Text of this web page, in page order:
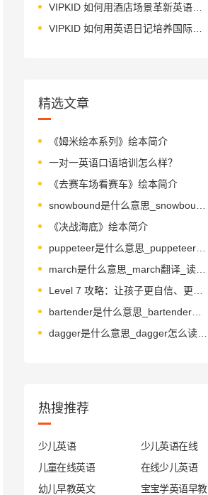
VIPKID 如何用酒店场景革新英语教学？
VIPKID 如何用英语日记培养国际化人才？
精选文章
《姆米绘本系列》绘本简介
一对一英语口语培训怎么样？
《去赛车场看赛车》绘本简介
《决战海底》绘本简介
puppeteer是什么意思_puppeteer怎么读_音标.pʌpi'tiә
march是什么意思_march翻译_读音_用法_翻译
bartender是什么意思_bartender怎么读_音标'bɑ-tendə(r)
dagger是什么意思_dagger怎么读_音标ˈdægə(r)
热搜推荐
少儿英语
少儿英语在线
儿童在线英语
在线少儿英语
幼儿早教英文
宝宝学英语早教